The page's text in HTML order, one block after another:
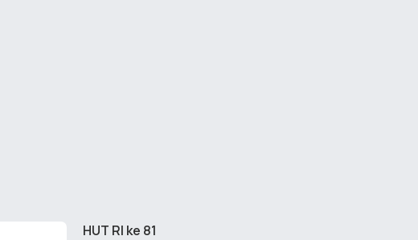
HUT RI ke 81